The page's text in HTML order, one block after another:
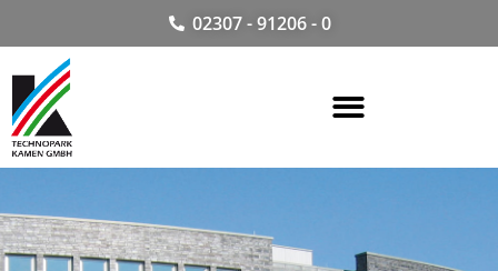
02307 - 91206 - 0